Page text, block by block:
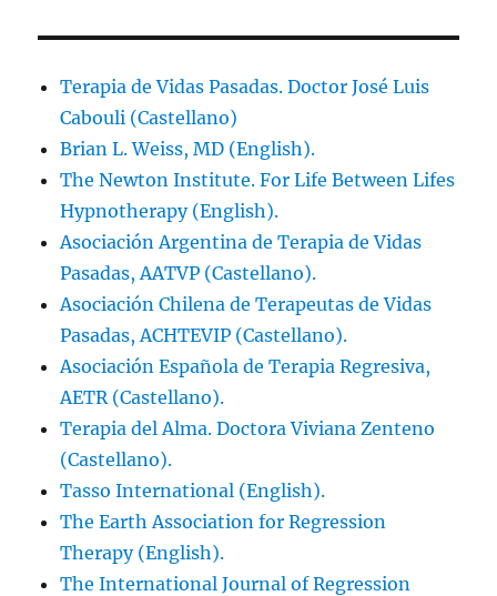
Terapia de Vidas Pasadas. Doctor José Luis
Cabouli (Castellano)
Brian L. Weiss, MD (English).
The Newton Institute. For Life Between Lifes
Hypnotherapy (English).
Asociación Argentina de Terapia de Vidas
Pasadas, AATVP (Castellano).
Asociación Chilena de Terapeutas de Vidas
Pasadas, ACHTEVIP (Castellano).
Asociación Española de Terapia Regresiva,
AETR (Castellano).
Terapia del Alma. Doctora Viviana Zenteno
(Castellano).
Tasso International (English).
The Earth Association for Regression
Therapy (English).
The International Journal of Regression